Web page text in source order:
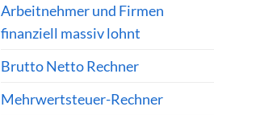
Arbeitnehmer und Firmen
finanziell massiv lohnt
Brutto Netto Rechner
Mehrwertsteuer-Rechner